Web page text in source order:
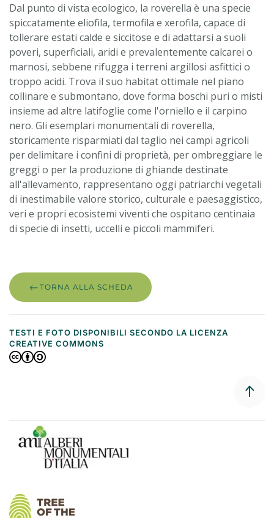
Dal punto di vista ecologico, la roverella è una specie
spiccatamente eliofila, termofila e xerofila, capace di
tollerare estati calde e siccitose e di adattarsi a suoli
poveri, superficiali, aridi e prevalentemente calcarei o
marnosi, sebbene rifugga i terreni argillosi asfittici o
troppo acidi. Trova il suo habitat ottimale nel piano
collinare e submontano, dove forma boschi puri o misti
insieme ad altre latifoglie come l'orniello e il carpino
nero. Gli esemplari monumentali di roverella,
storicamente risparmiati dal taglio nei campi agricoli
per delimitare i confini di proprietà, per ombreggiare le
greggi o per la produzione di ghiande destinate
all'allevamento, rappresentano oggi patriarchi vegetali
di inestimabile valore storico, culturale e paesaggistico,
veri e propri ecosistemi viventi che ospitano centinaia
di specie di insetti, uccelli e piccoli mammiferi.
TORNA ALLA SCHEDA
TESTI E FOTO DISPONIBILI SECONDO LA LICENZA
CREATIVE COMMONS